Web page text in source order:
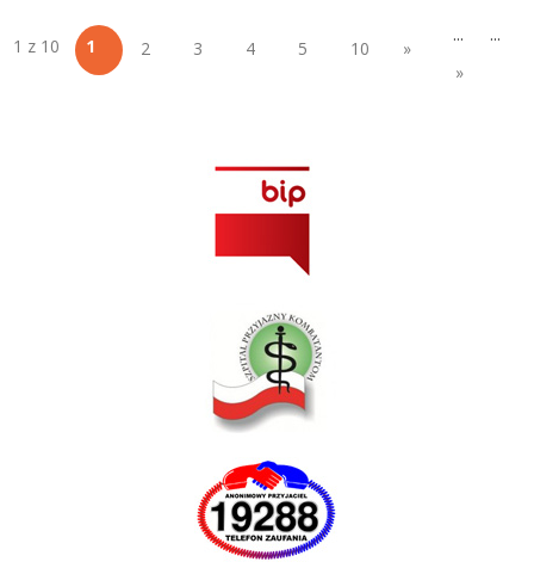
1 z 10 1 2 3 4 5
...
10
...
»
»